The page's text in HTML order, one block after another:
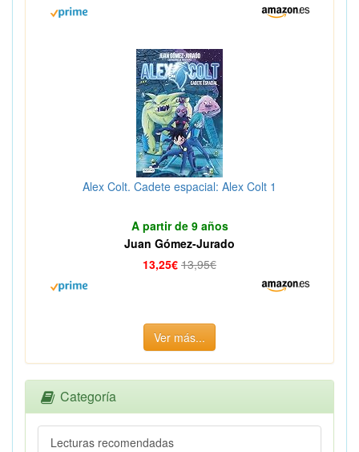
Alex Colt. Cadete espacial: Alex Colt 1
A partir de 9 años
Juan Gómez-Jurado
13,25€ 13,95€
Ver más...
Categoría
Lecturas recomendadas